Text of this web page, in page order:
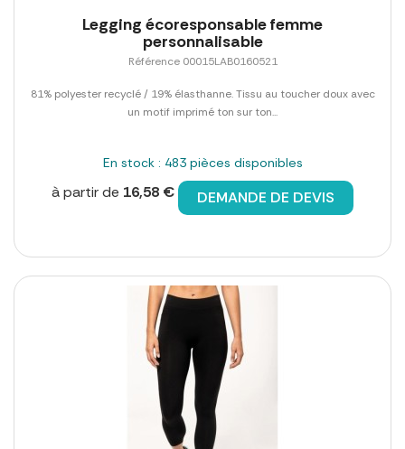
Legging écoresponsable femme
personnalisable
Référence 00015LAB0160521
81% polyester recyclé / 19% élasthanne. Tissu au toucher doux avec
un motif imprimé ton sur ton...
En stock : 483 pièces disponibles
à partir de 16,58 € DEMANDE DE DEVIS